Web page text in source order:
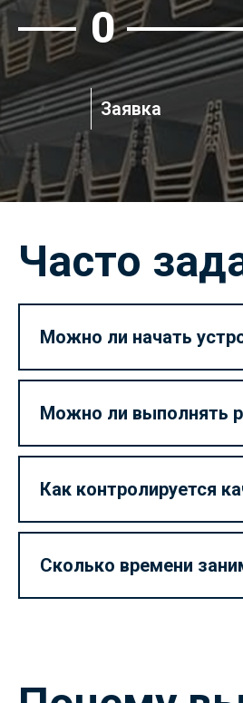
1
Заявка
Часто
Можно ли начать
Можно ли выполнять
Как контролируется
Сколько времени